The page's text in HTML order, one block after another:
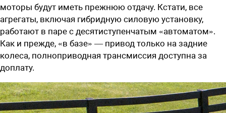
моторы будут иметь прежнюю отдачу. Кстати, все
агрегаты, включая гибридную силовую установку,
работают в паре с десятиступенчатым «автоматом».
Как и прежде, «в базе» — привод только на задние
колеса, полноприводная трансмиссия доступна за
доплату.